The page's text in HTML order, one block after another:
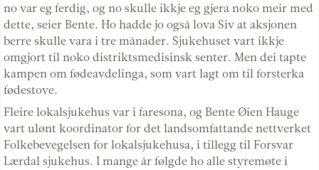
no var eg ferdig, og no skulle ikkje eg gjera noko meir med
dette, seier Bente. Ho hadde jo også lova Siv at aksjonen
berre skulle vara i tre månader. Sjukehuset vart ikkje
omgjort til noko distriktsmedisinsk senter. Men dei tapte
kampen om fødeavdelinga, som vart lagt om til forsterka
fødestove.
Fleire lokalsjukehus var i faresona, og Bente Øien Hauge
vart ulønt koordinator for det landsomfattande nettverket
Folkebevegelsen for lokalsjukehusa, i tillegg til Forsvar
Lærdal sjukehus. I mange år følgde ho alle styremøte i